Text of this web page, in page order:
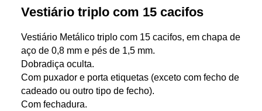
Vestiário triplo com 15 cacifos
Vestiário Metálico triplo com 15 cacifos, em chapa de
aço de 0,8 mm e pés de 1,5 mm.
Dobradiça oculta.
Com puxador e porta etiquetas (exceto com fecho de
cadeado ou outro tipo de fecho).
Com fechadura.